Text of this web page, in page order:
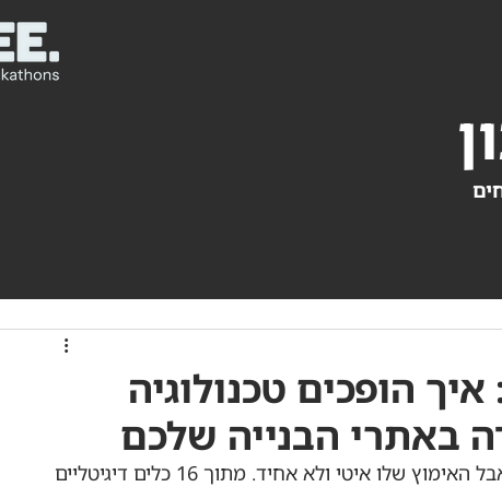
הופכים טכנולוגיה
באתרי הבנייה שלכם
ענף הבנייה נמצא באמצע תהליך דיגיטציה, אבל האימוץ שלו איטי ולא אחיד. מתוך 16 כלים דיגיטליים